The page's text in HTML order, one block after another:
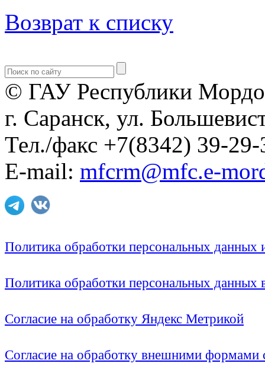
Возврат к списку
© ГАУ Республики
г. Саранск, ул.
Тел./факс +7(8342) 39-29-
E-mail: mfcrm@mfc.e-
Политика обработки персональных
Политика обработки персональных
Согласие на обработку Яндекс Метрикой
Согласие на обработку внешними формами